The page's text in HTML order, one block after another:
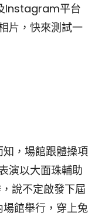
Instagram平台
片，快來測試一
，場館跟體操項
演以大面珠輔助
說不定啟發下屆
館舉行，穿上兔